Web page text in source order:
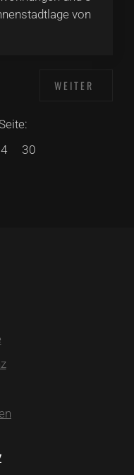
von
WEITER
30